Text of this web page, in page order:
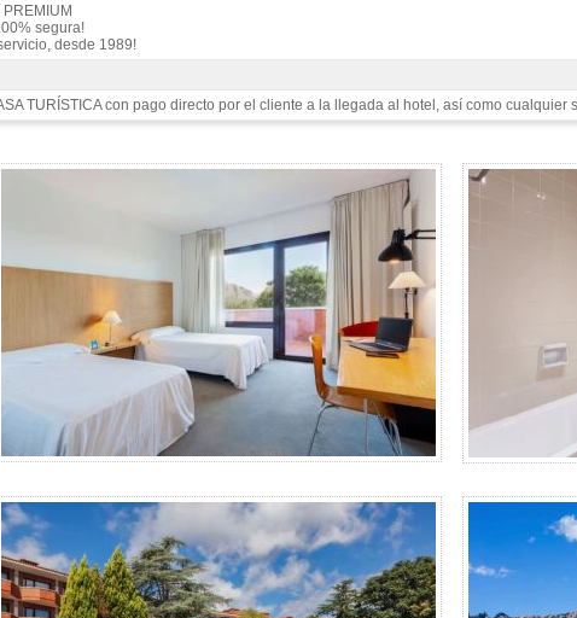
segura!
desde 1989!
TURÍSTICA con pago directo por el cliente a la llegada al hotel, así como cualquier